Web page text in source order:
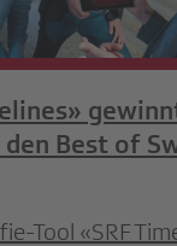
Best of
Tool «SRF